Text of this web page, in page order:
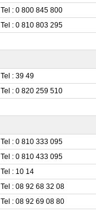
Tel : 0 800 845 800
Tel : 0 810 803 295
Tel : 39 49
Tel : 0 820 259 510
Tel : 0 810 333 095
Tel : 0 810 433 095
Tel : 10 14
Tel : 08 92 68 32 08
Tel : 08 92 69 08 80